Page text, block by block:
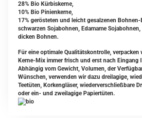
28% Bio Kürbiskerne,
10% Bio Pinienkerne,
17% gerösteten und leicht gesalzenen
schwarzen Sojabohnen, Edamame
dicken Bohnen.
Für eine optimale Qualitätskontrolle, verpacken
Kerne-Mix immer frisch und erst nach Eingang
Abhängig vom Gewicht, Volumen, der
Wünschen, verwenden wir dazu dreilagige,
Teetüten, Korkengläser, wiederverschließbare
oder ein- und zweilagige Papiertüten.